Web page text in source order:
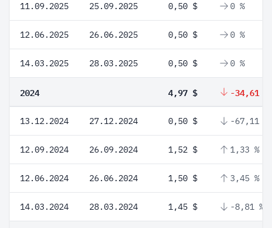
11.09.2025 25.09.2025 0,50 $ 0 %
12.06.2025 26.06.2025 0,50 $ 0 %
14.03.2025 28.03.2025 0,50 $ 0 %
2024 4,97 $ -34,61 %
13.12.2024 27.12.2024 0,50 $ -67,11 %
12.09.2024 26.09.2024 1,52 $ 1,33 %
12.06.2024 26.06.2024 1,50 $ 3,45 %
14.03.2024 28.03.2024 1,45 $ -8,81 %